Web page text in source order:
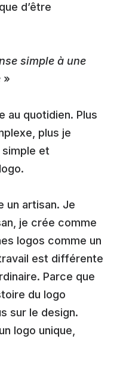
d’être
simple à une
»
au quotidien. Plus
plus je
simple et
un artisan. Je
je crée comme
logos comme un
est différente
Parce que
du logo
sur le design.
logo unique,